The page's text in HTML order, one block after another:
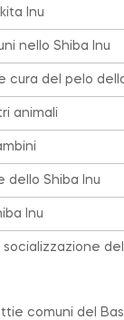
Inu
nello Shiba Inu
cura del pelo
animali
dello Shiba Inu
Inu
comuni del